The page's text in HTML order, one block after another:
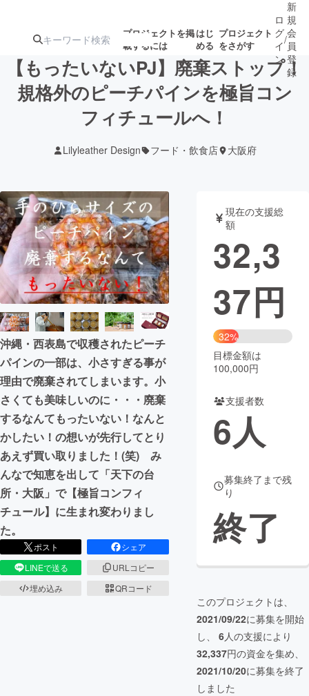
プロジェクトを掲
載するには
はじ
める
プロジェクト
をさがす
注目のリ
注目の新着プロ募集終了が近いプ
テクノロジー・ガジェット
映像・映画 書籍・雑誌
ビジネス・起業 チャレンジ
まちづくり・地域活性化
CAMPFIRE for Social Good
CAMPFIRE Creation
CAMPFIREふるさと納税machi-ya コミュニティ
ロ
グ
イ
ン
/
新
規
会
員
登
録
【もったいないPJ】廃棄ストップ！
規格外のピーチパインを極旨コン
フィチュールへ！
Lilyleather Design フード・飲食店 大阪府
沖縄・西表島で収穫されたピーチ
パインの一部は、小さすぎる事が
理由で廃棄されてしまいます。小
さくても美味しいのに・・・廃棄
するなんてもったいない！なんと
かしたい！の想いが先行してとり
あえず買い取りました！(笑) み
んなで知恵を出して「天下の台
所・大阪」で【極旨コンフィ
チュール】に生まれ変わりまし
た。
ポスト
シェア
LINEで送る
URLコピー
埋め込み
QRコード
現在の支援総
額
32,3
37円
32%
目標金額は
100,000円
支援者数
6人
募集終了まで残
り
終了
このプロジェクトは、
2021/09/22に募集を開始
し、 6人の支援により
32,337円の資金を集め、
2021/10/20に募集を終了
しました